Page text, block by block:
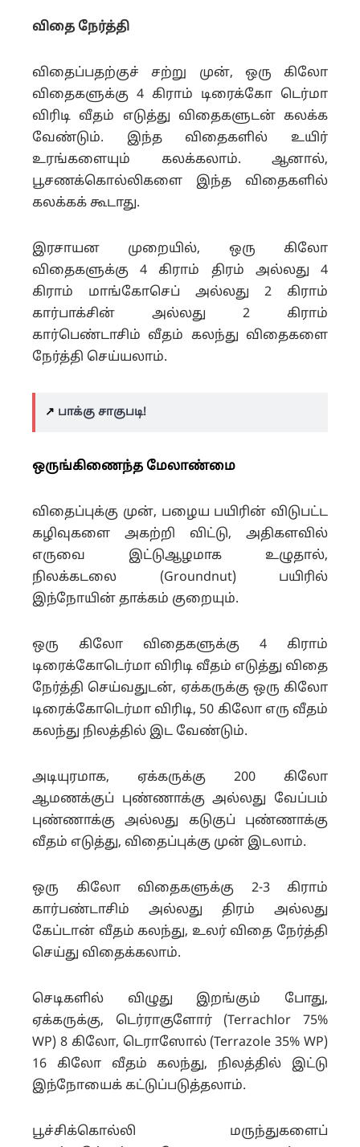
விதை நேர்த்தி
விதைப்பதற்குச் சற்று முன், ஒரு கிலோ
விதைகளுக்கு 4 கிராம் டிரைக்கோ டெர்மா
விரிடி வீதம் எடுத்து விதைகளுடன் கலக்க
வேண்டும். இந்த விதைகளில் உயிர்
உரங்களையும் கலக்கலாம். ஆனால்,
பூசணக்கொல்லிகளை இந்த விதைகளில்
கலக்கக் கூடாது.
இரசாயன முறையில், ஒரு கிலோ
விதைகளுக்கு 4 கிராம் திரம் அல்லது 4
கிராம் மாங்கோசெப் அல்லது 2 கிராம்
கார்பாக்சின் அல்லது 2 கிராம்
கார்பெண்டாசிம் வீதம் கலந்து விதைகளை
நேர்த்தி செய்யலாம்.
↗️ பாக்கு சாகுபடி!
ஒருங்கிணைந்த மேலாண்மை
விதைப்புக்கு முன், பழைய பயிரின் விடுபட்ட
கழிவுகளை அகற்றி விட்டு, அதிகளவில்
எருவை இட்டுஆழமாக உழுதால்,
நிலக்கடலை (Groundnut) பயிரில்
இந்நோயின் தாக்கம் குறையும்.
ஒரு கிலோ விதைகளுக்கு 4 கிராம்
டிரைக்கோடெர்மா விரிடி வீதம் எடுத்து விதை
நேர்த்தி செய்வதுடன், ஏக்கருக்கு ஒரு கிலோ
டிரைக்கோடெர்மா விரிடி, 50 கிலோ எரு வீதம்
கலந்து நிலத்தில் இட வேண்டும்.
அடியுரமாக, ஏக்கருக்கு 200 கிலோ
ஆமணக்குப் புண்ணாக்கு அல்லது வேப்பம்
புண்ணாக்கு அல்லது கடுகுப் புண்ணாக்கு
வீதம் எடுத்து, விதைப்புக்கு முன் இடலாம்.
ஒரு கிலோ விதைகளுக்கு 2-3 கிராம்
கார்பண்டாசிம் அல்லது திரம் அல்லது
கேப்டான் வீதம் கலந்து, உலர் விதை நேர்த்தி
செய்து விதைக்கலாம்.
செடிகளில் விழுது இறங்கும் போது,
ஏக்கருக்கு, டெர்ராகுளோர் (Terrachlor 75%
WP) 8 கிலோ, டெராஸோல் (Terrazole 35% WP)
16 கிலோ வீதம் கலந்து, நிலத்தில் இட்டு
இந்நோயைக் கட்டுப்படுத்தலாம்.
பூச்சிக்கொல்லி மருந்துகளைப்